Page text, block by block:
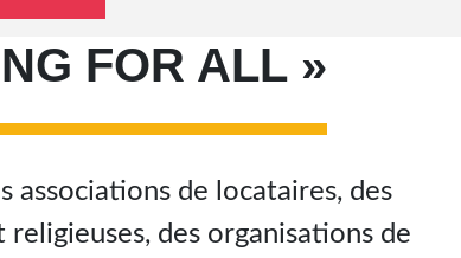
FOR ALL »
associations de locataires, des
des organisations de